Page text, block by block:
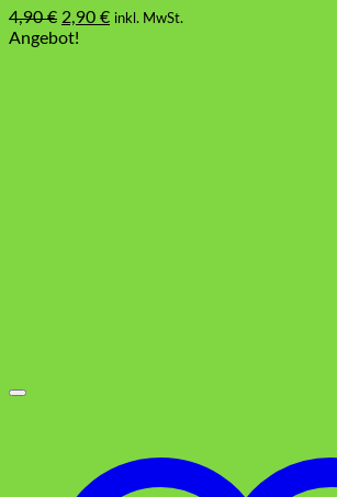
4,90€ Ursprünglicher
Preis
2,90 €Aktueller
inkl. MwSt.
Angebot!